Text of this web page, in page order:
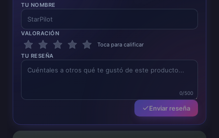
TU NOMBRE
VALORACIÓN
Toca para calificar
TU RESEÑA
0/500
Enviar reseña